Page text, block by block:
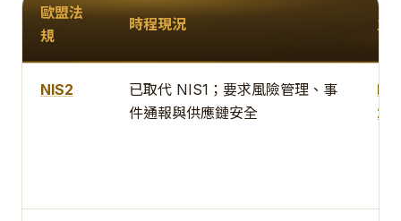
歐盟法
規
時程現況 主
NIS2
已取代 NIS1；要求風險管理、事
件通報與供應鏈安全
ISO